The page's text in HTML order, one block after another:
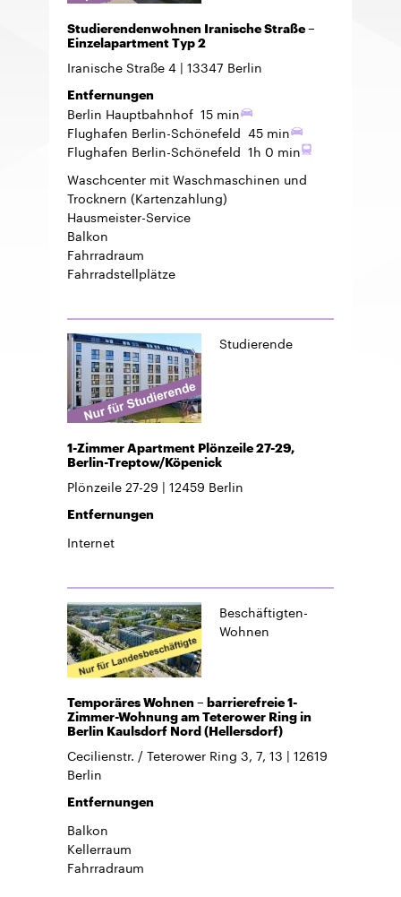
Studierendenwohnen Iranische Straße –
Einzelapartment Typ 2
Iranische Straße 4 13347 Berlin
Entfernungen
Berlin Hauptbahnhof 15 min
Flughafen Berlin-Schönefeld 45 min
Flughafen Berlin-Schönefeld 1h 0 min
Waschcenter mit Waschmaschinen und
Trocknern (Kartenzahlung)
Hausmeister-Service
Balkon
Fahrradraum
Fahrradstellplätze
Studierende
1-Zimmer Apartment Plönzeile 27-29,
Berlin-Treptow/Köpenick
Plönzeile 27-29 12459 Berlin
Entfernungen
Internet
Beschäftigten-
Wohnen
Temporäres Wohnen – barrierefreie 1-
Zimmer-Wohnung am Teterower Ring in
Berlin Kaulsdorf Nord (Hellersdorf)
Cecilienstr. / Teterower Ring 3, 7, 13 12619
Berlin
Entfernungen
Balkon
Kellerraum
Fahrradraum